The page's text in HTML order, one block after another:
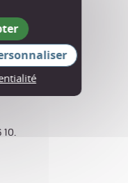
compris).
10.